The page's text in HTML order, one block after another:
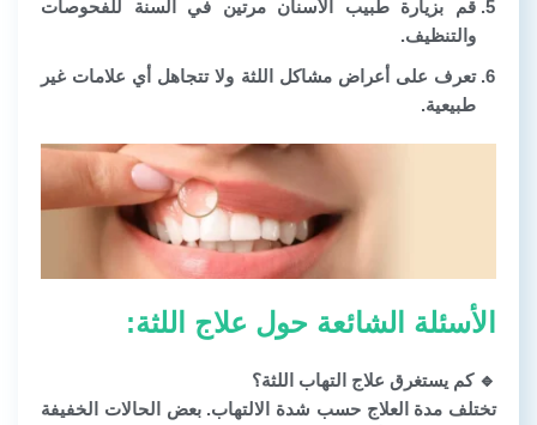
قم بزيارة طبيب الأسنان مرتين في السنة للفحوصات
والتنظيف.
تعرف على أعراض مشاكل اللثة ولا تتجاهل أي علامات غير
طبيعية.
الأسئلة الشائعة حول علاج اللثة:
🔹كم يستغرق علاج التهاب اللثة؟
تختلف مدة العلاج حسب شدة الالتهاب. بعض الحالات الخفيفة